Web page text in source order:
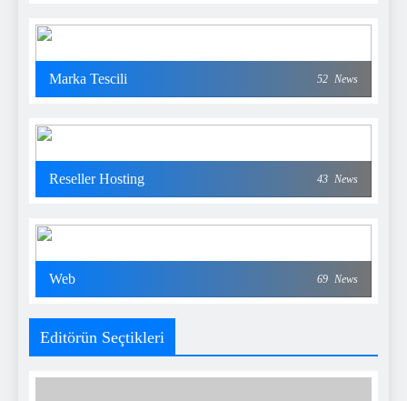
Marka Tescili 52 News
Reseller Hosting 43 News
Web 69 News
Editörün Seçtikleri